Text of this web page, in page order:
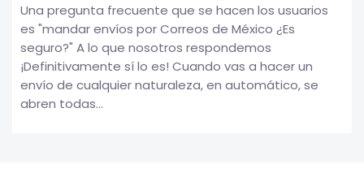
Una pregunta frecuente que se hacen los usuarios
es "mandar envíos por Correos de México ¿Es
seguro?" A lo que nosotros respondemos
¡Definitivamente sí lo es! Cuando vas a hacer un
envío de cualquier naturaleza, en automático, se
abren todas...